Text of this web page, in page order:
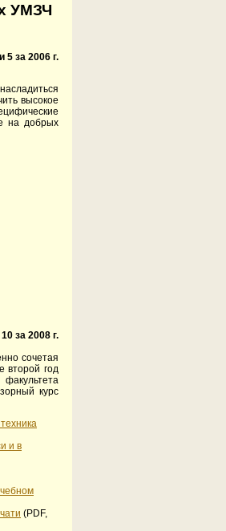
УМЗЧ
за 2006 г.
высокое
на добрых
за 2008 г.
сочетая
второй год
курс
и в
(PDF,